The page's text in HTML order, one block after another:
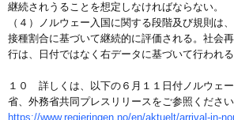
継続されうることを想定しなければならない。
（４）ノルウェー入国に関する段階及び規則は
接種割合に基づいて継続的に評価される。社会
行は、日付ではなく右データに基づいて行われる
１０ 詳しくは、以下の６月１１日付ノルウェ
省、外務省共同プレスリリースをご参照ください
https://www.regjeringen.no/en/aktuelt/arrival-in-